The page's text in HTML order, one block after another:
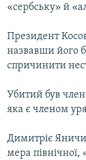
«сербську» й
Президент
назвавши його
спричинити
Убитий був
яка є членом
Димитріє
мера північної,